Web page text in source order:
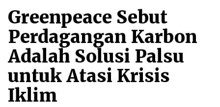
Greenpeace Sebut
Perdagangan Karbon
Adalah Solusi Palsu
untuk Atasi Krisis
Iklim